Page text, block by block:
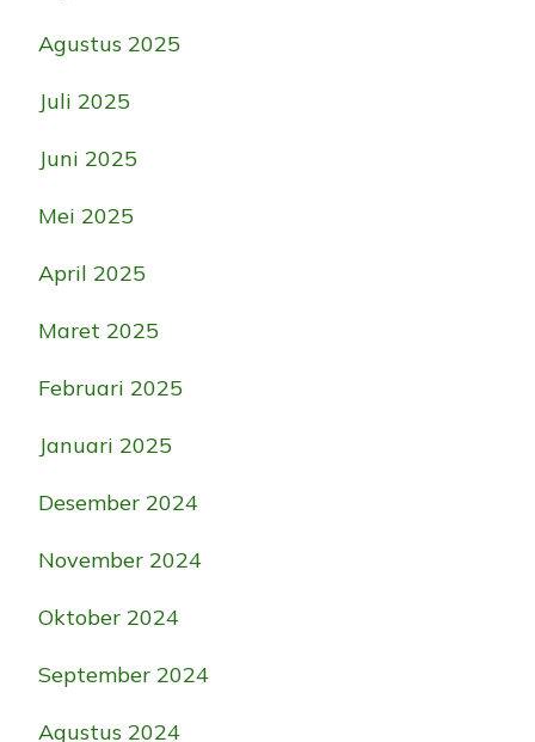
Agustus 2025
Juli 2025
Juni 2025
Mei 2025
April 2025
Maret 2025
Februari 2025
Januari 2025
Desember 2024
November 2024
Oktober 2024
September 2024
Agustus 2024